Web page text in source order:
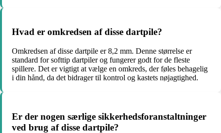
Hvad er omkredsen af disse dartpile?
Omkredsen af disse dartpile er 8,2 mm. Denne størrelse er
standard for softtip dartpiler og fungerer godt for de fleste
spillere. Det er vigtigt at vælge en omkreds, der føles behagelig
i din hånd, da det bidrager til kontrol og kastets nøjagtighed.
Er der nogen særlige sikkerhedsforanstaltninger
ved brug af disse dartpile?